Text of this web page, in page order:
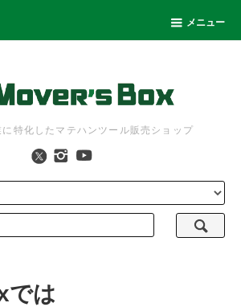
メニュー
特化したマテハンツール販売ショップ
では